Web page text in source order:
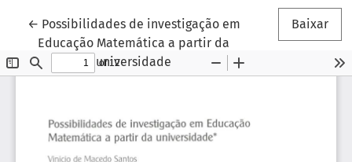
← Voltar aos Detalhes do Artigo
Possibilidades de investigação em
Educação Matemática a partir da
universidade
Baixar